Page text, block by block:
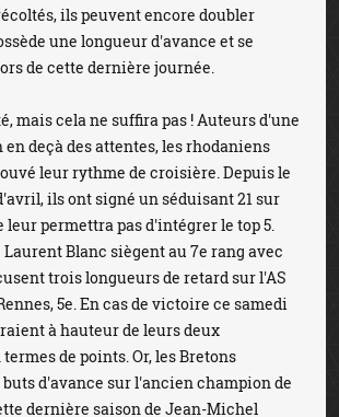
ils peuvent encore doubler
une longueur d'avance et se
de cette dernière journée.
mais cela ne suffira pas ! Auteurs d'une
deçà des attentes, les rhodaniens
leur rythme de croisière. Depuis le
ils ont signé un séduisant 21 sur
leur permettra pas d'intégrer le top 5.
Laurent Blanc siègent au 7e rang avec
trois longueurs de retard sur l'AS
5e. En cas de victoire ce samedi
à hauteur de leurs deux
de points. Or, les Bretons
d'avance sur l'ancien champion de
dernière saison de Jean-Michel